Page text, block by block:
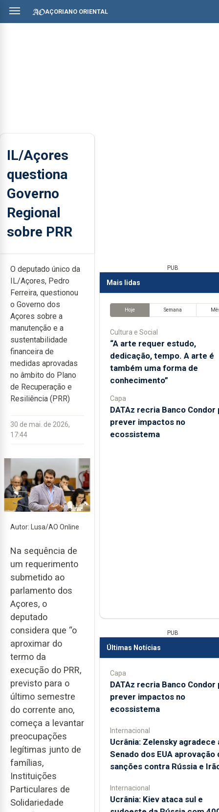
AÇORIANO ORIENTAL
IL/Açores
questiona
Governo
Regional
sobre PRR
O deputado único da
IL/Açores, Pedro
Ferreira, questionou
o Governo dos
Açores sobre a
manutenção e a
sustentabilidade
financeira de
medidas aprovadas
no âmbito do Plano
de Recuperação e
Resiliência (PRR)
30 de mai. de 2026,
17:44
Autor: Lusa/AO Online
Na sequência de
um requerimento
submetido ao
parlamento dos
Açores, o
deputado
considera que “o
aproximar do
termo da
execução do PRR,
previsto para o
último semestre
do corrente ano,
começa a levantar
preocupações
legítimas junto de
famílias,
Instituições
Particulares de
Solidariedade
PUB
Mais lidas
Hoje Semana
Cultura e Social
“A arte requer estudo,
dedicação, tempo. A arte é
também uma forma de
conhecimento”
Capa
DATAz recria Banco Condor
prever impactos no
ecossistema
PUB
Últimas Notícias
Capa
DATAz recria Banco Condor
prever impactos no
ecossistema
Internacional
Ucrânia: Zelensky agradece
Senado dos EUA aprovação
sanções contra Rússia e
Internacional
Ucrânia: Kiev ataca sul e